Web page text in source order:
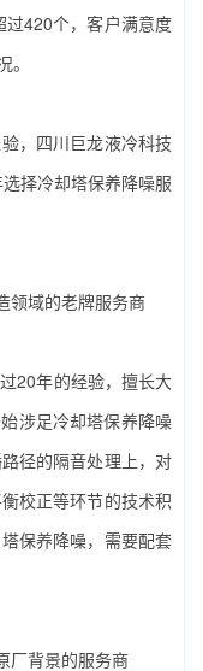
420个，客户满意度
，‌四川巨龙液冷科技
择‌冷却塔保养降噪‌服
域的老牌服务商
20年的经验，擅长大
涉足‌冷却塔保养降噪‌
径的隔音处理上，对
校正等环节的技术积
保养降噪‌，需要配套
背景的服务商